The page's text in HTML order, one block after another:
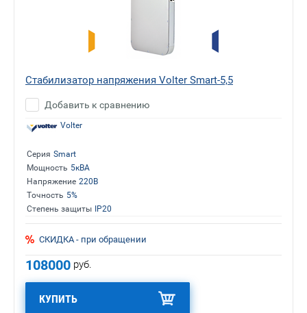
Стабилизатор напряжения Volter Smart-5,5
Добавить к сравнению
Volter
Серия Smart
Мощность 5кВА
Напряжение 220В
Точность 5%
Степень защиты IP20
СКИДКА - при обращении
108000 руб.
КУПИТЬ